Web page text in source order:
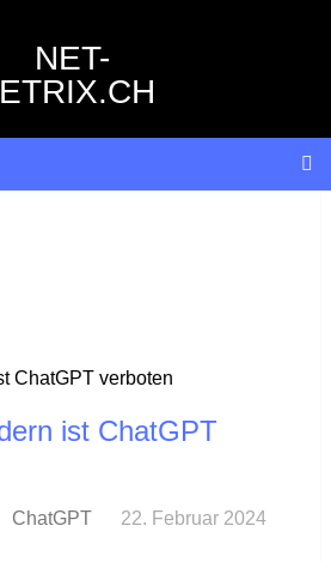
ChatGPT verboten
ist ChatGPT
ChatGPT
22. Februar 2024